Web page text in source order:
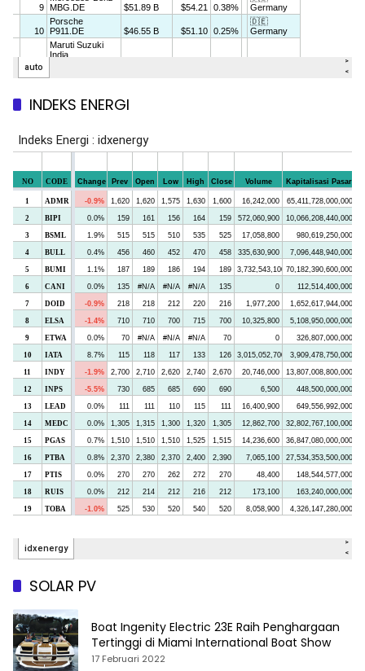
INDEKS ENERGI
SOLAR PV
Boat Ingenity Electric 23E Raih Penghargaan
Tertinggi di Miami International Boat Show
17 Februari 2022